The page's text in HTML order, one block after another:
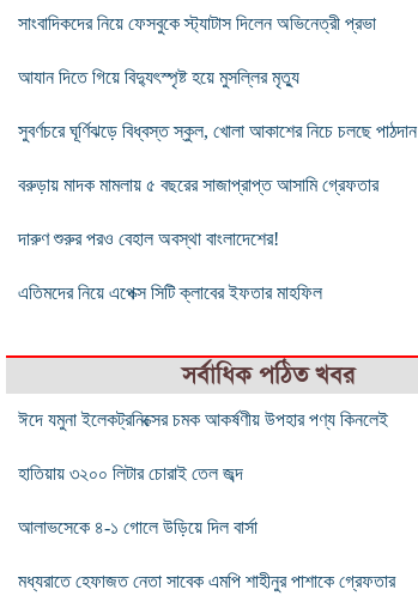
সাংবাদিকদের নিয়ে ফেসবুকে স্ট্যাটাস দিলেন অভিনেত্রী প্রভা
আযান দিতে গিয়ে বিদ্যুৎস্পৃষ্ট হয়ে মুসল্লির মৃত্যু
সুবর্ণচরে ঘূর্ণিঝড়ে বিধ্বস্ত স্কুল, খোলা আকাশের নিচে চলছে পাঠদান
বরুড়ায় মাদক মামলায় ৫ বছরের সাজাপ্রাপ্ত আসামি গ্রেফতার
দারুণ শুরুর পরও বেহাল অবস্থা বাংলাদেশের!
এতিমদের নিয়ে এপেক্স সিটি ক্লাবের ইফতার মাহফিল
সর্বাধিক পঠিত খবর
ঈদে যমুনা ইলেকট্রনিক্সের চমক আকর্ষণীয় উপহার পণ্য কিনলেই
হাতিয়ায় ৩২০০ লিটার চোরাই তেল জব্দ
আলাভসেকে ৪-১ গোলে উড়িয়ে দিল বার্সা
মধ্যরাতে হেফাজত নেতা সাবেক এমপি শাহীনুর পাশাকে গ্রেফতার